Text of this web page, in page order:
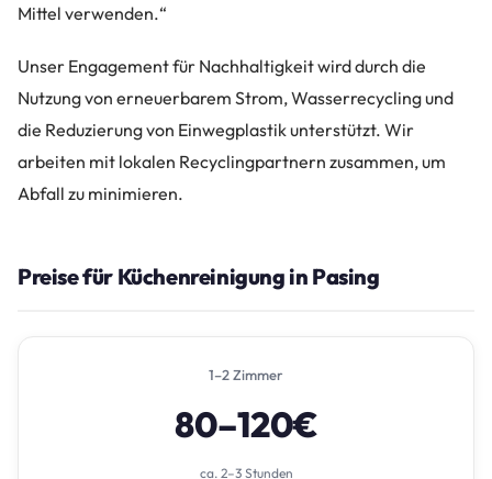
Mittel verwenden.“
Unser Engagement für Nachhaltigkeit wird durch die
Nutzung von erneuerbarem Strom, Wasserrecycling und
die Reduzierung von Einwegplastik unterstützt. Wir
arbeiten mit lokalen Recyclingpartnern zusammen, um
Abfall zu minimieren.
Preise für Küchenreinigung in Pasing
1–2 Zimmer
80–120€
ca. 2–3 Stunden